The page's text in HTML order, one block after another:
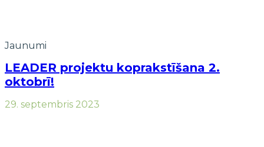
Jaunumi
LEADER projektu koprakstīšana 2.
oktobrī!
29. septembris 2023